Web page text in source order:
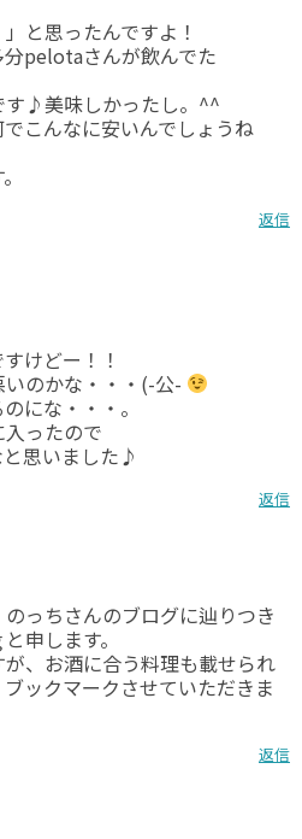
と思ったんですよ！
pelotaさんが飲んでた
す♪美味しかったし。^^
こんなに安いんでしょうね
返信
けどー！！
のかな・・・(-公-
にな・・・。
ったので
と思いました♪
返信
っちさんのブログに辿りつき
申します。
、お酒に合う料理も載せられ
ックマークさせていただきま
返信